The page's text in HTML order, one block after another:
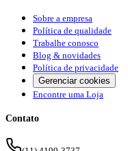
Sobre a empresa
Política de qualidade
Trabalhe conosco
Blog & novidades
Política de privacidade
Gerenciar cookies
Encontre uma Loja
Contato